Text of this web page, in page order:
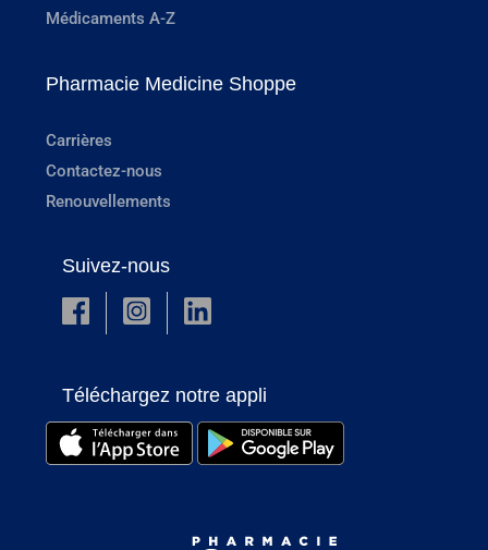
Médicaments A-Z
Pharmacie Medicine Shoppe
Carrières
Contactez-nous
Renouvellements
Suivez-nous
Téléchargez notre appli